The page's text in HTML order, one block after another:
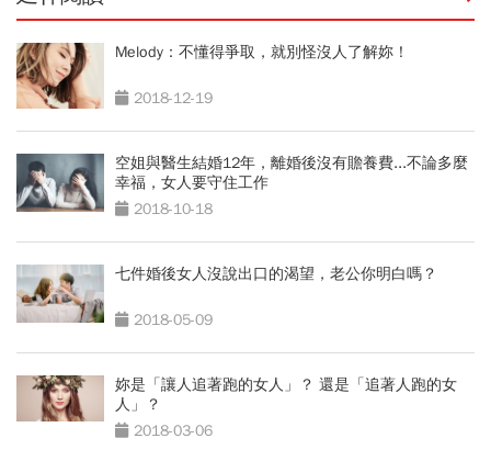
Melody：不懂得爭取，就別怪沒人了解妳！
2018-12-19
空姐與醫生結婚12年，離婚後沒有贍養費...不論多麼
幸福，女人要守住工作
2018-10-18
七件婚後女人沒說出口的渴望，老公你明白嗎？
2018-05-09
妳是「讓人追著跑的女人」？ 還是「追著人跑的女
人」？
2018-03-06